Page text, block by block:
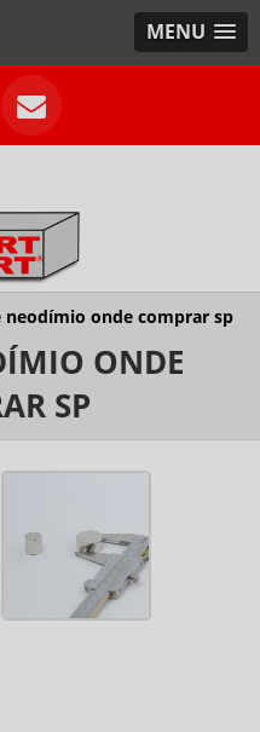
MENU
neodímio onde comprar sp
ONDE
SP